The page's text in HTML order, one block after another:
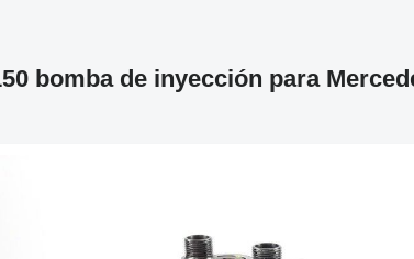
bomba de inyección para